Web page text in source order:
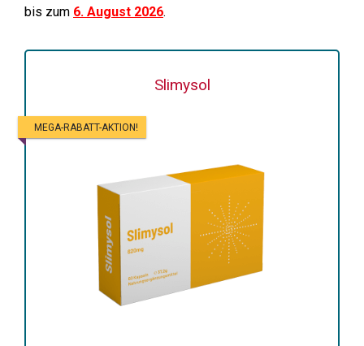
bis zum 6. August 2026.
Slimysol
MEGA-RABATT-AKTION!